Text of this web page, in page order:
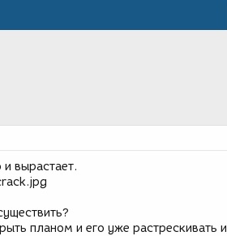
вырастает.
планом и его уже растрескивать и